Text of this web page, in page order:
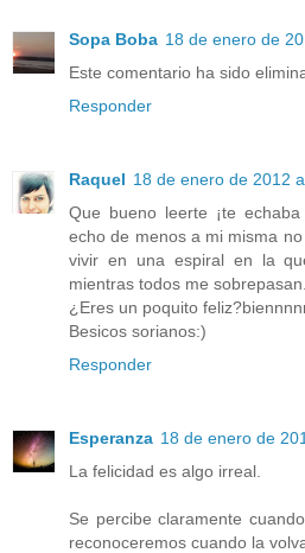
Sopa Boba 18 de enero de
Este comentario ha sido
Responder
Raquel 18 de enero de 2012
Que bueno leerte ¡te
echo de menos a mi misma
vivir en una espiral en la
mientras todos me sobrepasan.
¿Eres un poquito
Besicos sorianos:)
Responder
Esperanza 18 de enero de
La felicidad es algo irreal.
Se percibe claramente
reconoceremos cuando la